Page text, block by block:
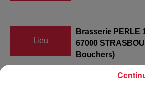
Lieu
Brasserie PERLE
67000
Bouchers)